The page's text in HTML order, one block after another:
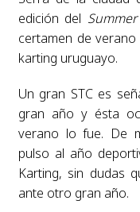
edición del
certamen de
karting uruguayo.
Un gran STC es
gran año y ésta
verano lo fue. De
pulso al año
Karting, sin dudas
ante otro gran año.